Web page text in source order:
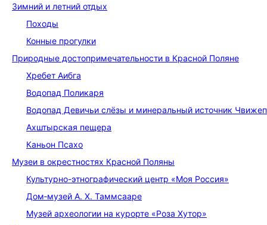
Зимний и летний отдых
Походы
Конные прогулки
Природные до­сто­при­ме­ча­тель­но­сти в Красной Поляне
Хребет Аибга
Водопад Поликаря
Водопад Девичьи слёзы и минеральный источник
Ахштырская пещера
Каньон Псахо
Музеи в окрестностях Красной Поляны
Культурно-этнографический центр «Моя Россия»
Дом‑музей А. Х. Таммсааре
Музей археологии на курорте «Роза Хутор»